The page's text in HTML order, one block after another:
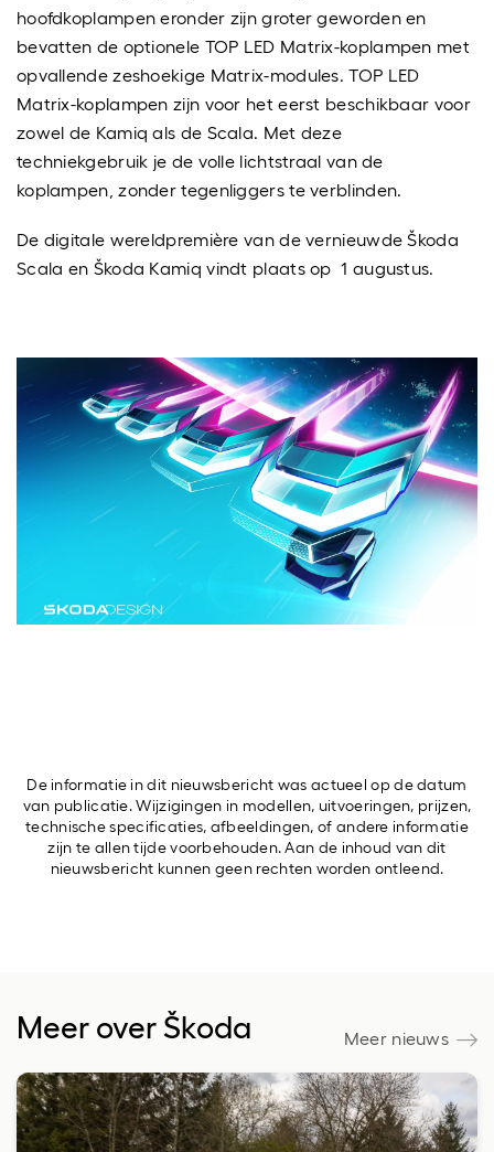
hoofdkoplampen eronder zijn groter geworden en
bevatten de optionele TOP LED Matrix-koplampen met
opvallende zeshoekige Matrix-modules. TOP LED
Matrix-koplampen zijn voor het eerst beschikbaar voor
zowel de Kamiq als de Scala. Met deze
techniekgebruik je de volle lichtstraal van de
koplampen, zonder tegenliggers te verblinden.
De digitale wereldpremière van de vernieuwde Škoda
Scala en Škoda Kamiq vindt plaats op 1 augustus.
De informatie in dit nieuwsbericht was actueel op de datum
van publicatie. Wijzigingen in modellen, uitvoeringen, prijzen,
technische specificaties, afbeeldingen, of andere informatie
zijn te allen tijde voorbehouden. Aan de inhoud van dit
nieuwsbericht kunnen geen rechten worden ontleend.
Meer over Škoda Meer nieuws